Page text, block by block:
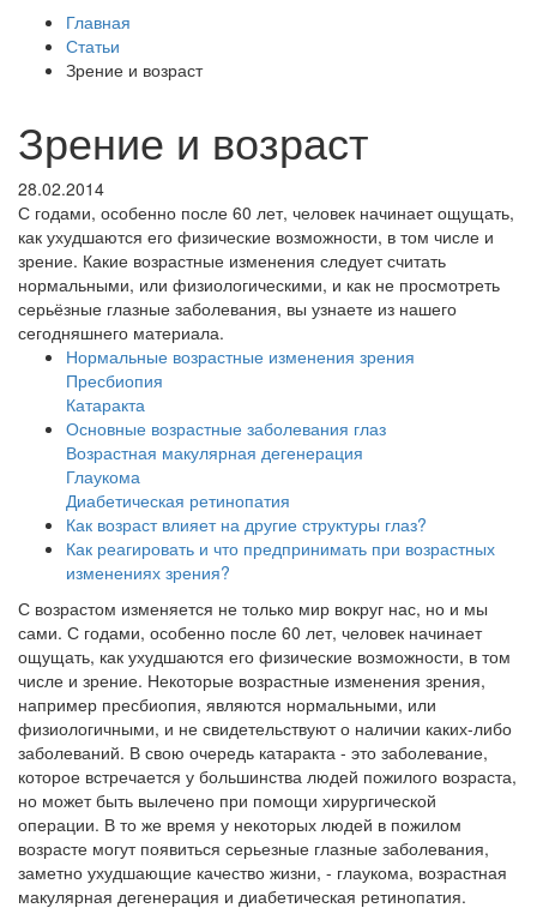
Главная
Статьи
Зрение и возраст
Зрение и возраст
28.02.2014
С годами, особенно после 60 лет, человек начинает ощущать,
как ухудшаются его физические возможности, в том числе и
зрение. Какие возрастные изменения следует считать
нормальными, или физиологическими, и как не просмотреть
серьёзные глазные заболевания, вы узнаете из нашего
сегодняшнего материала.
Нормальные возрастные изменения зрения
Пресбиопия
Катаракта
Основные возрастные заболевания глаз
Возрастная макулярная дегенерация
Глаукома
Диабетическая ретинопатия
Как возраст влияет на другие структуры глаз?
Как реагировать и что предпринимать при возрастных
изменениях зрения?
С возрастом изменяется не только мир вокруг нас, но и мы
сами. С годами, особенно после 60 лет, человек начинает
ощущать, как ухудшаются его физические возможности, в том
числе и зрение. Некоторые возрастные изменения зрения,
например пресбиопия, являются нормальными, или
физиологичными, и не свидетельствуют о наличии каких-либо
заболеваний. В свою очередь катаракта - это заболевание,
которое встречается у большинства людей пожилого возраста,
но может быть вылечено при помощи хирургической
операции. В то же время у некоторых людей в пожилом
возрасте могут появиться серьезные глазные заболевания,
заметно ухудшающие качество жизни, - глаукома, возрастная
макулярная дегенерация и диабетическая ретинопатия.